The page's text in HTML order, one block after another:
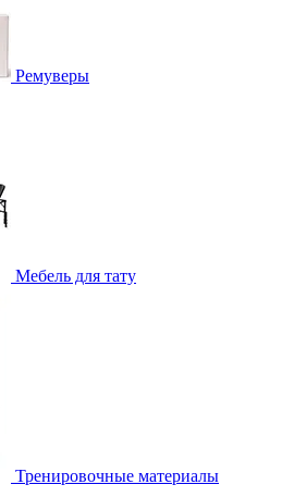
Ремуверы
Мебель для тату
Тренировочные материалы